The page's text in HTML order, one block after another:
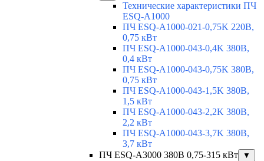
Технические характеристики ПЧ
ESQ-A1000
ПЧ ESQ-A1000-021-0,75K 220В,
0,75 кВт
ПЧ ESQ-A1000-043-0,4K 380В,
0,4 кВт
ПЧ ESQ-A1000-043-0,75K 380В,
0,75 кВт
ПЧ ESQ-A1000-043-1,5K 380В,
1,5 кВт
ПЧ ESQ-A1000-043-2,2K 380В,
2,2 кВт
ПЧ ESQ-A1000-043-3,7K 380В,
3,7 кВт
ПЧ ESQ-A3000 380В 0,75-315 кВт
▼